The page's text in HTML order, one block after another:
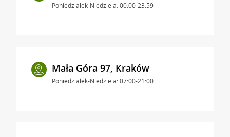
Poniedziałek-Niedziela: 00:00-23:59
Mała Góra 97, Kraków
Poniedziałek-Niedziela: 07:00-21:00